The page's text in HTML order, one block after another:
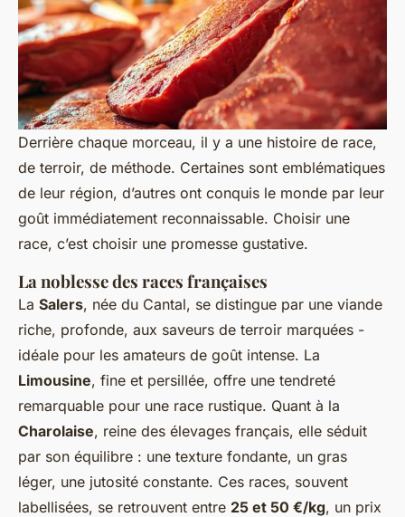
Derrière chaque morceau, il y a une histoire de race,
de terroir, de méthode. Certaines sont emblématiques
de leur région, d’autres ont conquis le monde par leur
goût immédiatement reconnaissable. Choisir une
race, c’est choisir une promesse gustative.
La noblesse des races françaises
La Salers, née du Cantal, se distingue par une viande
riche, profonde, aux saveurs de terroir marquées -
idéale pour les amateurs de goût intense. La
Limousine, fine et persillée, offre une tendreté
remarquable pour une race rustique. Quant à la
Charolaise, reine des élevages français, elle séduit
par son équilibre : une texture fondante, un gras
léger, une jutosité constante. Ces races, souvent
labellisées, se retrouvent entre 25 et 50 €/kg, un prix